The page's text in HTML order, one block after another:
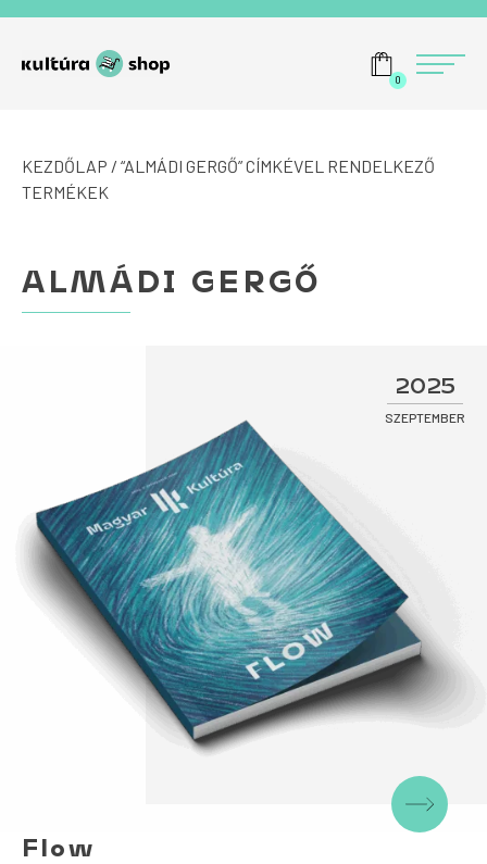
Menü
0
KEZDŐLAP / “ALMÁDI GERGŐ” CÍMKÉVEL RENDELKEZŐ
TERMÉKEK
ALMÁDI GERGŐ
2025
SZEPTEMBER
Flow